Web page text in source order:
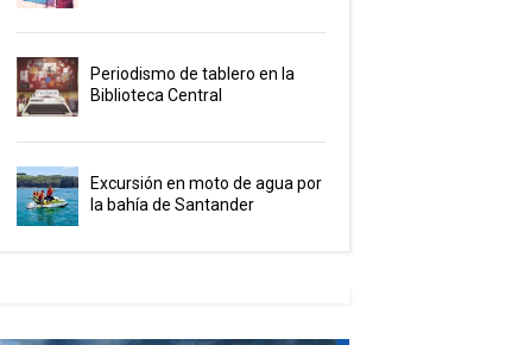
Periodismo de tablero en la
Biblioteca Central
Excursión en moto de agua por
la bahía de Santander